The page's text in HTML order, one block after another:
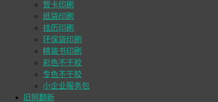
贺卡印刷
纸袋印刷
挂历印刷
环保袋印刷
精装书印刷
彩色不干胶
专色不干胶
小企业服务包
旧照翻新